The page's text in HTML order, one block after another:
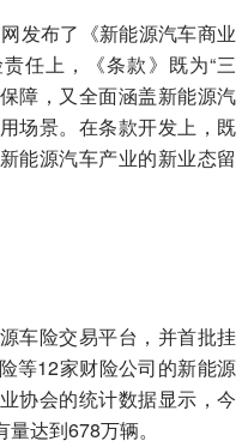
发布了《新能源汽车商业
任上，《条款》既为“三
障，又全面涵盖新能源汽
场景。在条款开发上，既
能源汽车产业的新业态留
车险交易平台，并首批挂
等12家财险公司的新能源
协会的统计数据显示，今
达到678万辆。